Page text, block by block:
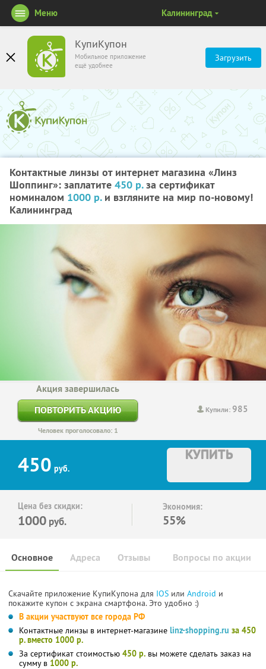
КупиКупон
Мобильное приложение
ещё удобнее
Загрузить
Меню Калининград
Контактные линзы от интернет магазина «Линз
Шоппинг»: заплатите 450 р.за сертификат
номиналом 1000 р.и взгляните на мир по-новому!
Калининград
Купили:985
Акция завершилась
ПОВТОРИТЬ АКЦИЮ
Человек проголосовало: 1
450 руб.
КУПИТЬ
Цена без скидки:
1000 руб.
Экономия:
55%
Основное Отзывы Вопросы по акции
Адреса
Скачайте приложение КупиКупона для IOS или Android и
покажите купон с экрана смартфона. Это удобно :)
В акции участвуют все города РФ
Контактные линзы в интернет-магазине linz-shopping.ru за 450
р. вместо 1000 р.
За сертификат стоимостью 450 р. вы можете сделать заказ на
сумму в 1000 р.